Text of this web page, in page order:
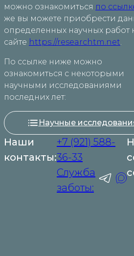
можно ознакомиться по
же вы можете приобрести
определенных научных работ
сайте https://researchtm.net.
По ссылке ниже можно
ознакомиться с некоторыми
научными исследованиями
последних лет:
Научные
Наши
контакты:
+7 (921) 588-
36-33
Служба
заботы: